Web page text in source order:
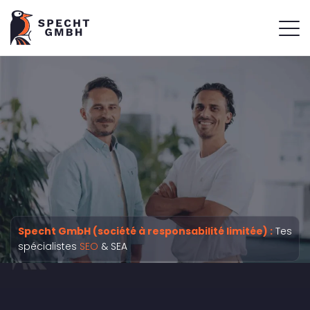
Specht GmbH (société à responsabilité limitée) : Tes
spécialistes SEO & SEA